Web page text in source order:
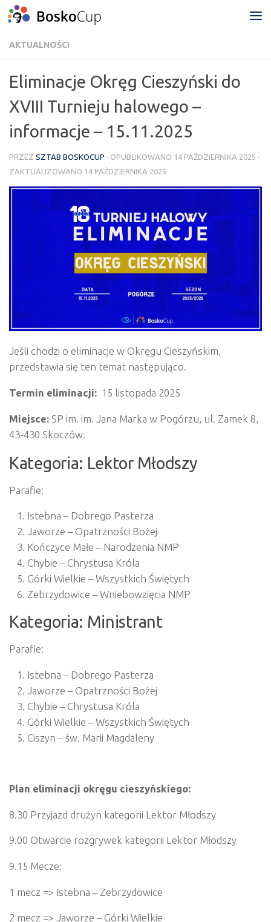
Przejdź do treści
AKTUALNOŚCI
Eliminacje Okręg Cieszyński do
XVIII Turnieju halowego –
informacje – 15.11.2025
PRZEZ SZTAB BOSKOCUP · OPUBLIKOWANO 14 PAŹDZIERNIKA 2025 ·
ZAKTUALIZOWANO 14 PAŹDZIERNIKA 2025
Jeśli chodzi o eliminacje w Okręgu Cieszyńskim,
przedstawia się ten temat następująco.
Termin eliminacji: 15 listopada 2025
Miejsce: SP im. im. Jana Marka w Pogórzu, ul. Zamek 8,
43-430 Skoczów.
Kategoria: Lektor Młodszy
Parafie:
Istebna – Dobrego Pasterza
Jaworze – Opatrzności Bożej
Kończyce Małe – Narodzenia NMP
Chybie – Chrystusa Króla
Górki Wielkie – Wszystkich Świętych
Zebrzydowice – Wniebowzięcia NMP
Kategoria: Ministrant
Parafie:
Istebna – Dobrego Pasterza
Jaworze – Opatrzności Bożej
Chybie – Chrystusa Króla
Górki Wielkie – Wszystkich Świętych
Ciszyn – św. Marii Magdaleny
Plan eliminacji okręgu cieszyńskiego:
8.30 Przyjazd drużyn kategorii Lektor Młodszy
9.00 Otwarcie rozgrywek kategorii Lektor Młodszy
9.15 Mecze:
1 mecz => Istebna – Zebrzydowice
2 mecz => Jaworze – Górki Wielkie